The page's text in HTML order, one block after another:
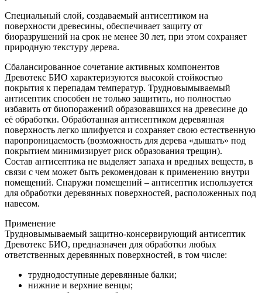
Специальный слой, создаваемый антисептиком на
поверхности древесины, обеспечивает защиту от
биоразрушений на срок не менее 30 лет, при этом сохраняет
природную текстуру дерева.
Сбалансированное сочетание активных компонентов
Древотекс БИО характеризуются высокой стойкостью
покрытия к перепадам температур. Трудновымываемый
антисептик способен не только защитить, но полностью
избавить от биопоражений образовавшихся на древесине до
её обработки. Обработанная антисептиком деревянная
поверхность легко шлифуется и сохраняет свою естественную
паропроницаемость (возможность для дерева «дышать» под
покрытием минимизирует риск образования трещин).
Состав антисептика не выделяет запаха и вредных веществ, в
связи с чем может быть рекомендован к применению внутри
помещений. Снаружи помещений – антисептик используется
для обработки деревянных поверхностей, расположенных под
навесом.
Применение
Трудновымываемый защитно-консервирующий антисептик
Древотекс БИО, предназначен для обработки любых
ответственных деревянных поверхностей, в том числе:
труднодоступные деревянные балки;
нижние и верхние венцы;